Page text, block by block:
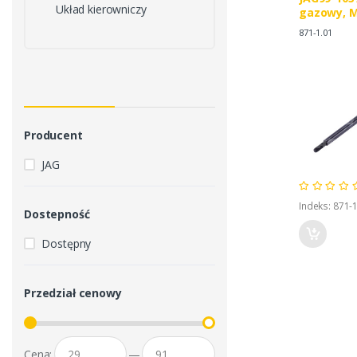
Układ kierowniczy
Producent
JAG
Dostepność
Dostępny
Przedział cenowy
gazowy,
871-1.01
Indeks: 871-